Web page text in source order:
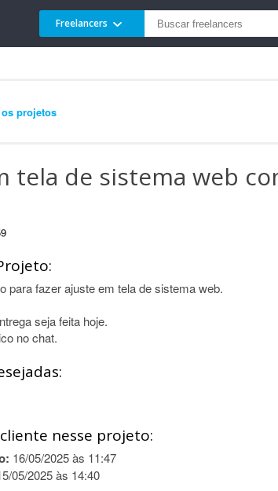
Freelancers
projetos
tela de sistema web
para fazer ajuste em tela de sistema web.
seja feita hoje.
no chat.
nesse projeto:
16/05/2025 às 11:47
05/2025 às 14:40